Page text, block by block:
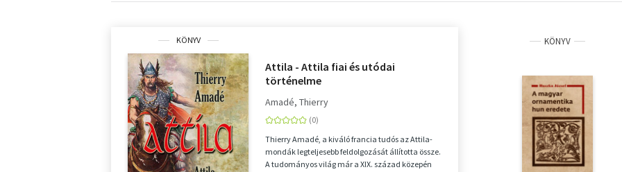
KÖNYV
Attila - Attila fiai és utódai
történelme
Amadé, Thierry
Thierry Amadé, a kiváló francia tudós az Attila-
mondák legteljesebb feldolgozását állította össze.
A tudományos világ már a XIX. század közepén
KÖNYV